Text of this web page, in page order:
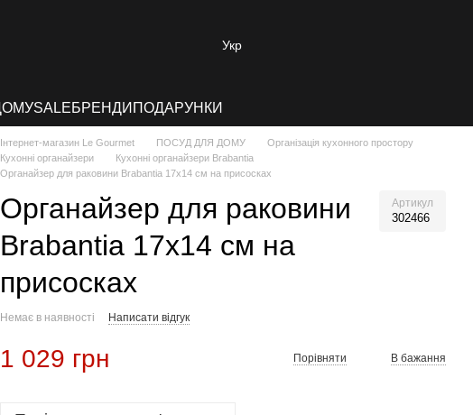
Укр
SALEБРЕНДИ ПОДАРУНКИ
Інтернет-магазин Le Gourmet ПОСУД ДЛЯ ДОМУ
Організація кухонного простору
Кухонні органайзери
Кухонні органайзери Brabantia
Органайзер для раковини Brabantia 17х14 см на присосках
Органайзер для раковини
Brabantia 17х14 см на
присосках
Артикул
302466
Немає в наявності Написати відгук
1 029 грн Порівняти В бажання